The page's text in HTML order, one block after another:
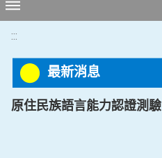
:::
最新消息
原住民族語言能力認證測驗